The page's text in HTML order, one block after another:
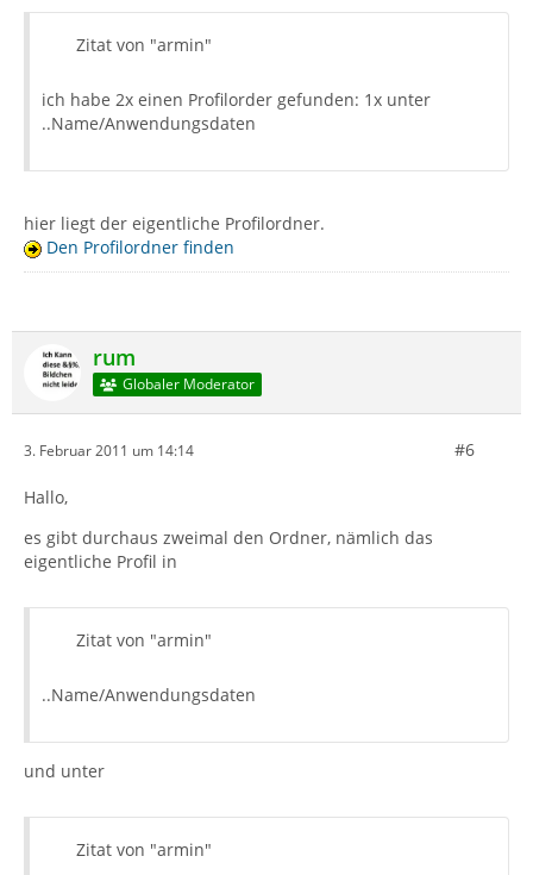
Zitat von "armin"
ich habe 2x einen Profilorder gefunden: 1x unter
..Name/Anwendungsdaten
hier liegt der eigentliche Profilordner.
Den Profilordner finden
rum
Globaler Moderator
3. Februar 2011 um 14:14 #6
Hallo,
es gibt durchaus zweimal den Ordner, nämlich das
eigentliche Profil in
Zitat von "armin"
..Name/Anwendungsdaten
und unter
Zitat von "armin"